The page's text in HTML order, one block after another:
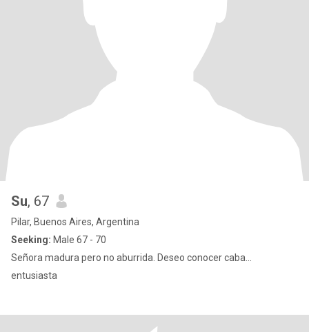
Su, 67
Pilar, Buenos Aires, Argentina
Seeking: Male 67 - 70
Señora madura pero no aburrida. Deseo conocer caba...
entusiasta